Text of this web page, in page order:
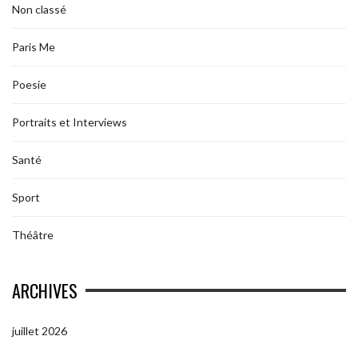
Non classé
Paris Me
Poesie
Portraits et Interviews
Santé
Sport
Théâtre
ARCHIVES
juillet 2026